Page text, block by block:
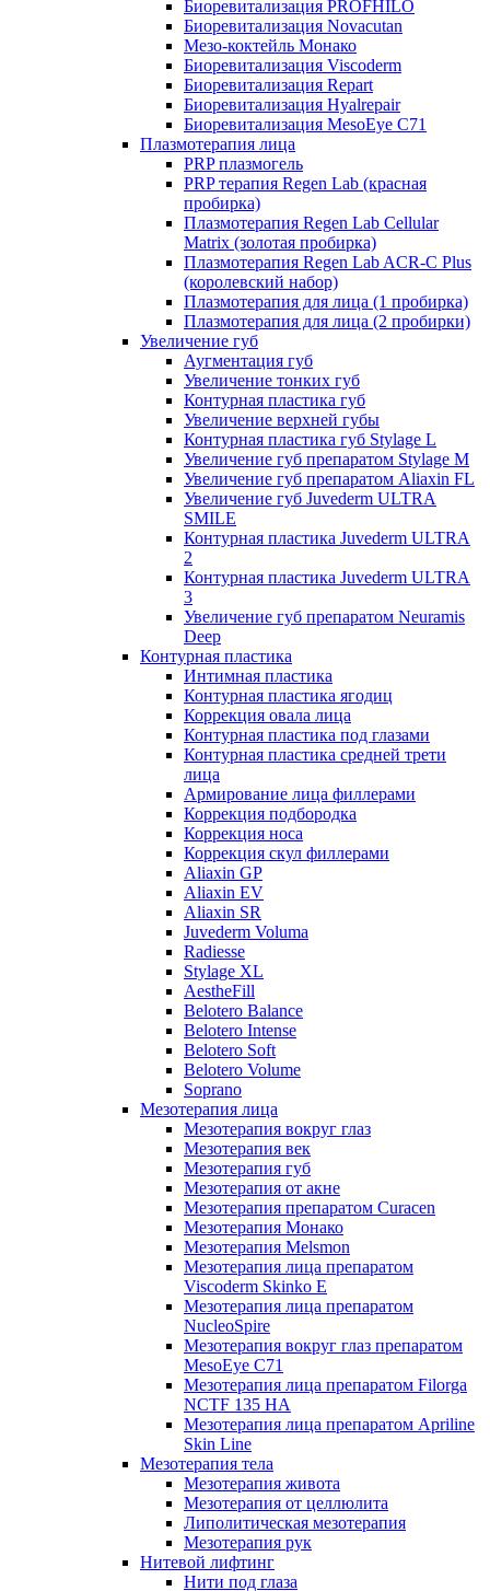
Биоревитализация PROFHILO
Биоревитализация Novacutan
Мезо-коктейль Монако
Биоревитализация Viscoderm
Биоревитализация Repart
Биоревитализация Hyalrepair
Биоревитализация MesoEye C71
Плазмотерапия лица
PRP плазмогель
PRP терапия Regen Lab (красная
пробирка)
Плазмотерапия Regen Lab Cellular
Matrix (золотая пробирка)
Плазмотерапия Regen Lab ACR-C Plus
(королевский набор)
Плазмотерапия для лица (1 пробирка)
Плазмотерапия для лица (2 пробирки)
Увеличение губ
Аугментация губ
Увеличение тонких губ
Контурная пластика губ
Увеличение верхней губы
Контурная пластика губ Stylage L
Увеличение губ препаратом Stylage M
Увеличение губ препаратом Aliaxin FL
Увеличение губ Juvederm ULTRA
SMILE
Контурная пластика Juvederm ULTRA
2
Контурная пластика Juvederm ULTRA
3
Увеличение губ препаратом Neuramis
Deep
Контурная пластика
Интимная пластика
Контурная пластика ягодиц
Коррекция овала лица
Контурная пластика под глазами
Контурная пластика средней трети
лица
Армирование лица филлерами
Коррекция подбородка
Коррекция носа
Коррекция скул филлерами
Aliaxin GP
Aliaxin EV
Aliaxin SR
Juvederm Voluma
Radiesse
Stylage XL
AestheFill
Belotero Balance
Belotero Intense
Belotero Soft
Belotero Volume
Soprano
Мезотерапия лица
Мезотерапия вокруг глаз
Мезотерапия век
Мезотерапия губ
Мезотерапия от акне
Мезотерапия препаратом Curacen
Мезотерапия Монако
Мезотерапия Melsmon
Мезотерапия лица препаратом
Viscoderm Skinko E
Мезотерапия лица препаратом
NucleoSpire
Мезотерапия вокруг глаз препаратом
MesoEye С71
Мезотерапия лица препаратом Filorga
NCTF 135 HA
Мезотерапия лица препаратом Apriline
Skin Line
Мезотерапия тела
Мезотерапия живота
Мезотерапия от целлюлита
Липолитическая мезотерапия
Мезотерапия рук
Нитевой лифтинг
Нити под глаза